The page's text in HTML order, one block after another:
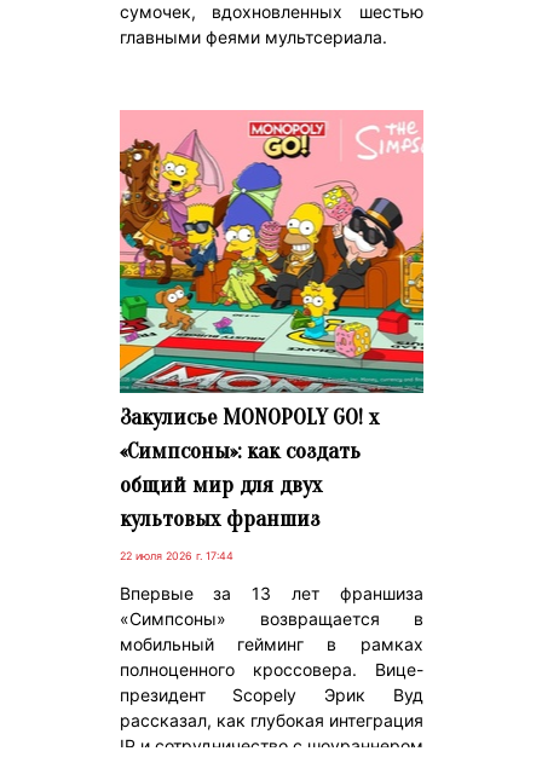
сумочек, вдохновленных шестью
главными феями мультсериала.
Закулисье MONOPOLY GO! x
«Симпсоны»: как создать
общий мир для двух
культовых франшиз
22 июля 2026 г. 17:44
Впервые за 13 лет франшиза
«Симпсоны» возвращается в
мобильный гейминг в рамках
полноценного кроссовера. Вице-
президент Scopely Эрик Вуд
рассказал, как глубокая интеграция
IP и сотрудничество с шоураннером